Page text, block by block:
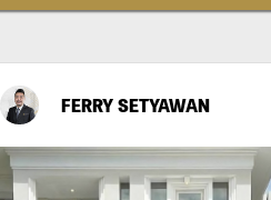
FERRY SETYAWAN